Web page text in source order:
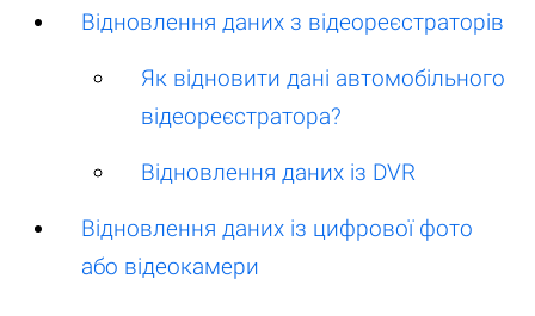
Відновлення даних з відеореєстраторів
Як відновити дані автомобільного
відеореєстратора?
Відновлення даних із DVR
Відновлення даних із цифрової фото
або відеокамери